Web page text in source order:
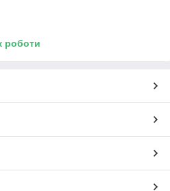
роботи